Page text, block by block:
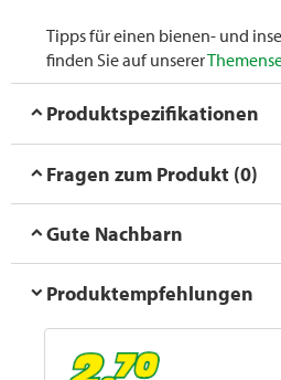
Tipps für einen bienen- und
finden Sie auf unserer
Produktspezifikationen
Fragen zum Produkt (0)
Gute Nachbarn
Produktempfehlungen